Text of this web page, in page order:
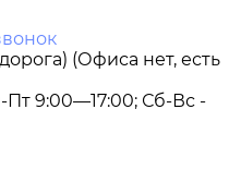
(Офиса нет, есть
Пт 9:00—17:00; Сб-Вс -